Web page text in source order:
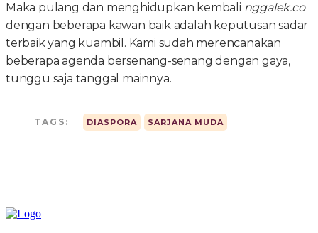
Maka pulang dan menghidupkan kembali nggalek.co
dengan beberapa kawan baik adalah keputusan sadar
terbaik yang kuambil. Kami sudah merencanakan
beberapa agenda bersenang-senang dengan gaya,
tunggu saja tanggal mainnya.
TAGS: DIASPORA SARJANA MUDA